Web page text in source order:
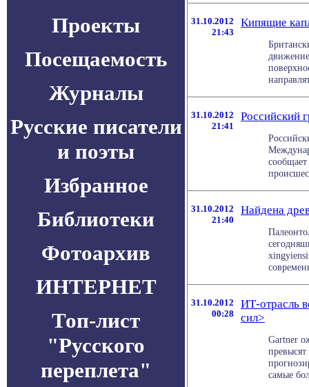
Проекты
Посещаемость
Журналы
Русские писатели
и поэты
Избранное
Библиотеки
Фотоархив
ИНТЕРНЕТ
Топ-лист
"Русского
переплета"
31.10.2012
21:43
Кипящие
31.10.2012
21:41
Российский
31.10.2012
21:40
Найдена
31.10.2012
00:28
ИТ-отрасль
сил>
Gartner
самые